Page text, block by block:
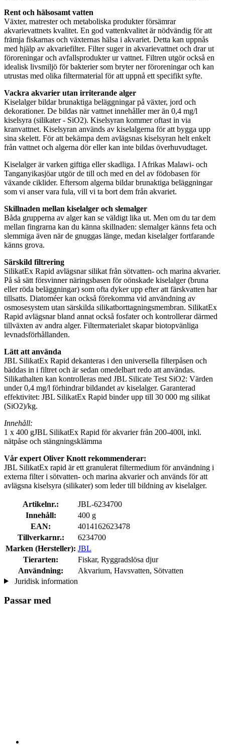
Rent och hälsosamt vatten
Växter, matrester och metaboliska produkter försämrar
akvarievattnets kvalitet. En god vattenkvalitet är nödvändig för att
främja fiskarnas och växternas hälsa i akvariet. Detta kan uppnås
med hjälp av akvariefilter. Filter suger in akvarievattnet och drar ut
föroreningar och avfallsprodukter ur vattnet. Filtren utgör också en
idealisk livsmiljö för bakterier som bryter ner föroreningar och kan
utrustas med olika filtermaterial för att uppnå ett specifikt syfte.
Vackra akvarier utan irriterande alger
Kiselalger bildar brunaktiga beläggningar på växter, jord och
dekorationer. De bildas när vattnet innehåller mer än 0,4 mg/l
kiselsyra (silikater - SiO2). Kiselsyran kommer oftast in via
kranvattnet. Kiselsyran används av kiselalgerna för att bygga upp
sina skelett. För att bekämpa dem avlägsnas kiselsyran helt enkelt
från vattnet och algerna dör eller kan inte bildas överhuvudtaget.
Kiselalger är varken giftiga eller skadliga. I Afrikas Malawi- och
Tanganyikasjöar utgör de till och med en del av födobasen för
växande ciklider. Eftersom algerna bildar brunaktiga beläggningar
som vi anser vara fula, vill vi ta bort dem från akvariet.
Skillnaden mellan kiselalger och slemalger
Båda grupperna av alger kan se väldigt lika ut. Men om du tar dem
mellan fingrarna kan du känna skillnaden: slemalger känns feta och
slemmiga även när de gnuggas länge, medan kiselalger fortfarande
känns grova.
Särskild filtrering
SilikatEx Rapid avlägsnar silikat från sötvatten- och marina akvarier.
På så sätt försvinner näringsbasen för oönskade kiselalger (bruna
eller röda beläggningar) som ofta dyker upp efter att färskvatten har
tillsatts. Diatoméer kan också förekomma vid användning av
osmosesystem utan särskilda silikatborttagningsmembran. SilikatEx
Rapid avlägsnar bland annat också fosfater och kontrollerar därmed
tillväxten av andra alger. Filtermaterialet skapar biotopvänliga
levnadsförhållanden.
Lätt att använda
JBL SilikatEx Rapid dekanteras i den universella filterpåsen och
bäddas in i filtret och är sedan omedelbart redo att användas.
Silikathalten kan kontrolleras med JBL Silicate Test SiO2: Värden
under 0,4 mg/l förhindrar bildandet av kiselalger. Garanterad
effektivitet: JBL SilikatEx Rapid binder upp till 30 000 mg silikat
(SiO2)/kg.
Innehåll:
1 x 400 gJBL SilikatEx Rapid för akvarier från 200-400l, inkl.
nätpåse och stängningsklämma
Vår expert Oliver Knott rekommenderar:
JBL SilikatEx rapid är ett granulerat filtermedium för användning i
externa filter i sötvatten- och marina akvarier och används för att
avlägsna kiselsyra (silikater) som leder till bildning av kiselalger.
Artikelnr.:
JBL-6234700
Innehåll:
400 g
EAN:
4014162623478
Tillverkarnr.:
6234700
Marken (Hersteller): JBL
Tierarten:
Fiskar, Ryggradslösa djur
Användning:
Akvarium, Havsvatten, Sötvatten
Juridisk information
Passar med